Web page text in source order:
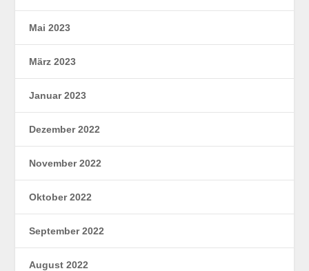
Mai 2023
März 2023
Januar 2023
Dezember 2022
November 2022
Oktober 2022
September 2022
August 2022